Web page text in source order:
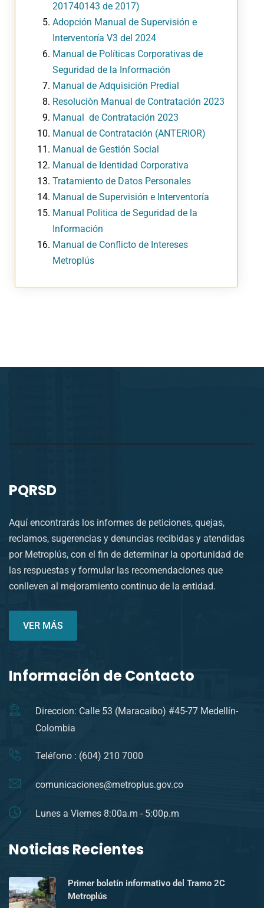
201740143 de 2017)
Adopción Manual de Supervisión e
Interventoría V3 del 2024
Manual de Políticas Corporativas de
Seguridad de la Información
Manual de Adquisición Predial
Resoluciòn Manual de Contratación 2023
Manual de Contratación 2023
Manual de Contratación (ANTERIOR)
Manual de Gestión Social
Manual de Identidad Corporativa
Tratamiento de Datos Personales
Manual de Supervisión e Interventoría
Manual Politica de Seguridad de la
Información
Manual de Conflicto de Intereses
Metroplús
PQRSD
Aquí encontrarás los informes de peticiones, quejas,
reclamos, sugerencias y denuncias recibidas y atendidas
por Metroplús, con el fin de determinar la oportunidad de
las respuestas y formular las recomendaciones que
conlleven al mejoramiento continuo de la entidad.
VER MÁS
Información de Contacto
Direccion: Calle 53 (Maracaibo) #45-77 Medellín-
Colombia
Teléfono : (604) 210 7000
comunicaciones@metroplus.gov.co
Lunes a Viernes 8:00a.m - 5:00p.m
Noticias Recientes
Primer boletín informativo del Tramo 2C
Metroplús